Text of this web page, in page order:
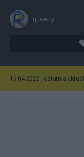
quwerty
16.04.2025 , ostatnia